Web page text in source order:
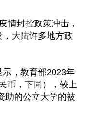
情封控政策冲击，
大陆许多地方政
，教育部2023年
币，下同），较上
助的公立大学的被